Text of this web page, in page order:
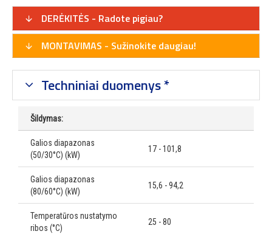
DERĖKITĖS - Radote pigiau?
MONTAVIMAS - Sužinokite daugiau!
Techniniai duomenys *
Šildymas:
Galios diapazonas
(50/30°C) (kW)
17 - 101,8
Galios diapazonas
(80/60°C) (kW)
15,6 - 94,2
Temperatūros nustatymo
ribos (°C)
25 - 80